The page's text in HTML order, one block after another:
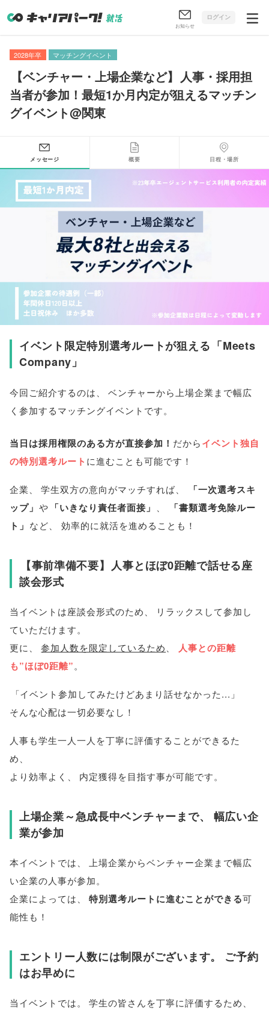
お知らせ
ログイン
2028年卒 マッチングイベント
【ベンチャー・上場企業など】 人事・採用担
当者が参加！最短1か月内定が狙えるマッチン
グイベント@関東
メッセージ 概要 日程・場所
イベント限定特別選考ルートが狙える 「Meets
Company」
今回ご紹介するのは
ベンチャーから上場企業まで幅広
く参加するマッチングイベントです。
当日は採用権限のある方が直接参加！ だからイベント独自
の特別選考ルート に進むことも可能です！
企業、 学生双方の意向がマッチすれば、 「一次選考スキ
ップ」 や 「いきなり責任者面接 」 、 「書類選考免除ルー
ト 」 など、 効率的に就活を進めることも！
【事前準備不要】 人事とほぼ0距離で話せる座
談会形式
当イベントは座談会形式のため
リラックスして参加し
ていただけます。
更に
参加人数を限定しているため
人事との距離
も”ほぼ0距離”。
「イベント参加してみたけどあまり話せなかった... 」
そんな心配は一切必要なし！
人事も学生一人一人を丁寧に評価することができるた
め
より効率よく
内定獲得を目指す事が可能です。
上場企業～急成長中ベンチャーまで、
幅広い企
業が参加
本イベントでは
上場企業からベンチャー企業まで幅広
い企業の人事が参加。
企業によっては
特別選考ルートに進むことができる可
能性も！
エントリー人数には制限がございます。
ご予約
はお早めに
当イベントでは。 学生の皆さんを丁寧に評価するため